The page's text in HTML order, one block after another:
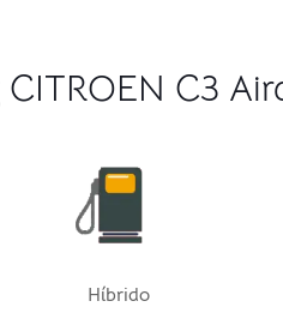
CITROEN C3
Híbrido